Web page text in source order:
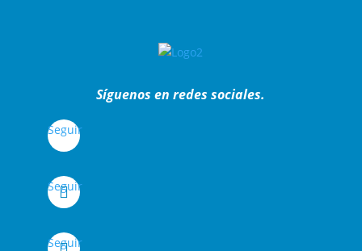
Síguenos en redes sociales.
Seguir
Seguir
Seguir